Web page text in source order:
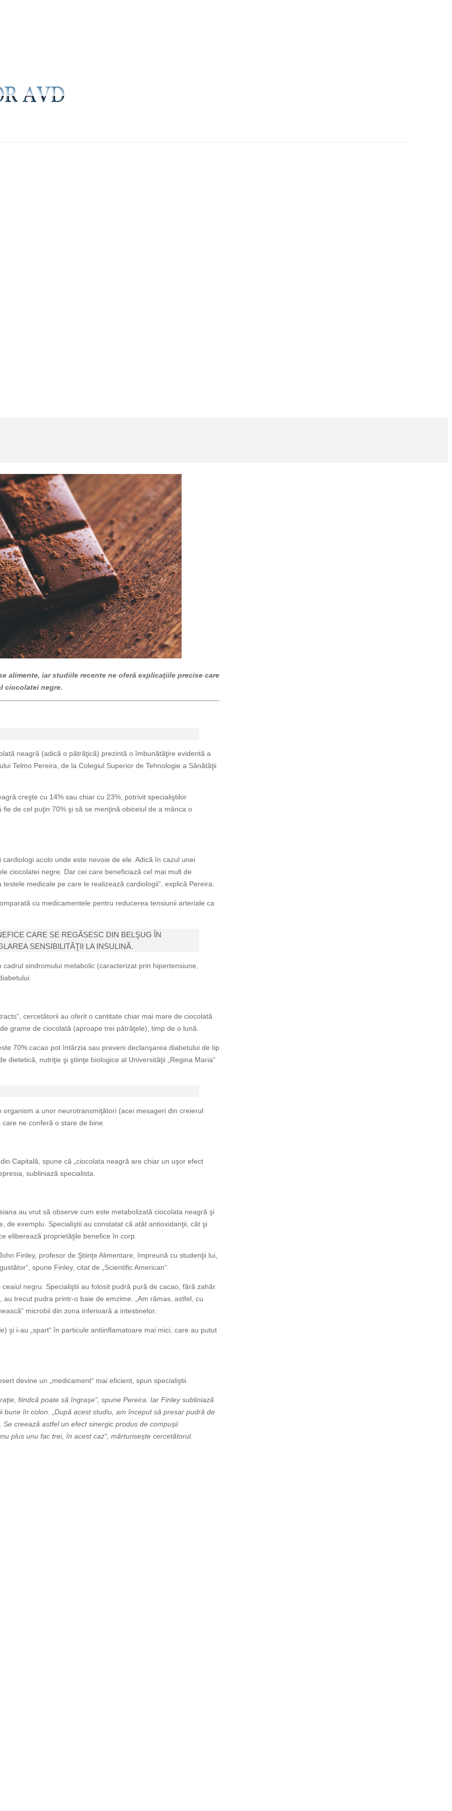
alimente, iar studiile recente ne oferă explicaţiile precise care
ciocolatei negre.
neagră (adică o pătrăţică) prezintă o îmbunătăţire evidentă a
Telmo Pereira, de la Colegiul Superior de Tehnologie a Sănătăţii
creşte cu 14% sau chiar cu 23%, potrivit specialiştilor
de cel puţin 70% şi să se menţină obiceiul de a mânca o
acolo unde este nevoie de ele. Adică în cazul unei
ciocolatei negre. Dar cei care beneficiază cel mai mult de
medicale pe care le realizează cardiologii“, explică Pereira.
cu medicamentele pentru reducerea tensiunii arteriale ca
CARE SE REGĂSESC DIN BELŞUG ÎN
SENSIBILITĂŢII LA INSULINĂ.
sindromului metabolic (caracterizat prin hipertensiune,
cercetătorii au oferit o cantitate chiar mai mare de ciocolată
grame de ciocolată (aproape trei pătrăţele), timp de o lună.
70% cacao pot întârzia sau preveni declanşarea diabetului de tip
dietetică, nutriţie şi ştiinţe biologice al Universităţii „Regina Maria“
a unor neurotransmiţători (acei mesageri din creierul
ne conferă o stare de bine.
Capitală, spune că „ciocolata neagră are chiar un uşor efect
subliniază specialista.
au vrut să observe cum este metabolizată ciocolata neagră şi
exemplu. Specialiştii au constatat că atât antioxidanţii, cât şi
eliberează proprietăţile benefice în corp.
Finley, profesor de Ştiinţe Alimentare, împreună cu studenţii lui,
spune Finley, citat de „Scientific American“.
negru. Specialiştii au folosit pudră pură de cacao, fără zahăr.
trecut pudra printr-o baie de emzime. „Am rămas, astfel, cu
microbii din zona inferioară a intestinelor.
şi i-au „spart“ în particule antiinflamatoare mai mici, care au putut
devine un „medicament“ mai eficient, spun specialiştii.
fiindcă poate să îngraşe“, spune Pereira. Iar Finley subliniază
în colon. „După acest studiu, am început să presar pudră de
creează astfel un efect sinergic produs de compuşii
plus unu fac trei, în acest caz“, mărturiseşte cercetătorul.